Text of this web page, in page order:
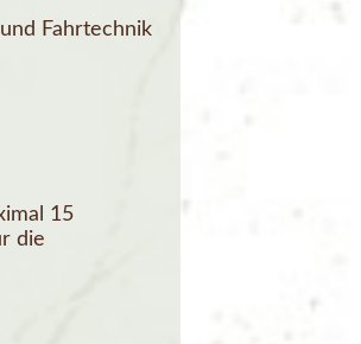
Fahrtechnik
15
die